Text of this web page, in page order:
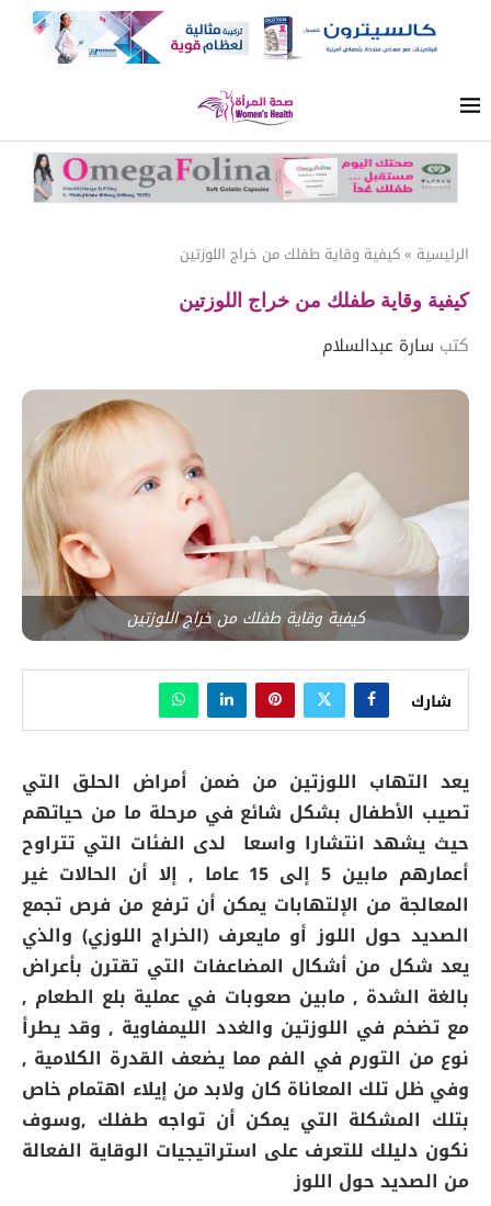
الرئيسية »كيفية وقاية طفلك من خراج اللوزتين
كيفية وقاية طفلك من خراج اللوزتين
كتب سارة عبدالسلام
كيفية وقاية طفلك من خراج اللوزتين
شارك
يعد التهاب اللوزتين من ضمن أمراض الحلق التي
تصيب الأطفال بشكل شائع في مرحلة ما من حياتهم
حيث يشهد انتشارا واسعا لدى الفئات التي تتراوح
أعمارهم مابين 5 إلى 15 عاما , إلا أن الحالات غير
المعالجة من الإلتهابات يمكن أن ترفع من فرص تجمع
الصديد حول اللوز أو مايعرف (الخراج اللوزي) والذي
يعد شكل من أشكال المضاعفات التي تقترن بأعراض
بالغة الشدة , مابين صعوبات في عملية بلع الطعام ,
مع تضخم في اللوزتين والغدد الليمفاوية , وقد يطرأ
نوع من التورم في الفم مما يضعف القدرة الكلامية ,
وفي ظل تلك المعاناة كان ولابد من إيلاء اهتمام خاص
بتلك المشكلة التي يمكن أن تواجه طفلك ,وسوف
نكون دليلك للتعرف على استراتيجيات الوقاية الفعالة
من الصديد حول اللوز